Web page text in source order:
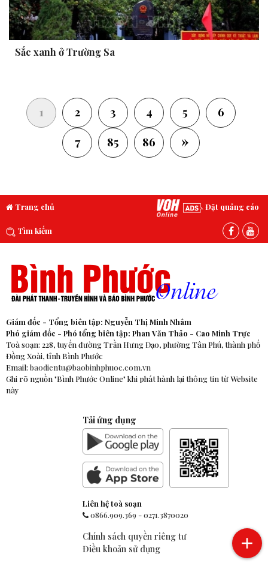
Sắc xanh ở Trường Sa
1 (current)
2 3 4 5
6
7
85 86 »
Trang chủ Đặt quảng cáo
Tìm kiếm
Giám đốc - Tổng biên tập: Nguyễn Thị Minh Nhâm
Phó giám đốc - Phó tổng biên tập: Phan Văn Thảo - Cao Minh Trực
Toà soạn: 228, tuyến đường Trần Hưng Đạo, phường Tân Phú, thành phố
Đồng Xoài, tỉnh Bình Phước
Email: baodientu@baobinhphuoc.com.vn
Ghi rõ nguồn "Bình Phước Online" khi phát hành lại thông tin từ Website
này
Tải ứng dụng
Liên hệ toà soạn
0866.909.369-0271.3870020
Chính sách quyền riêng tư
Điều khoản sử dụng